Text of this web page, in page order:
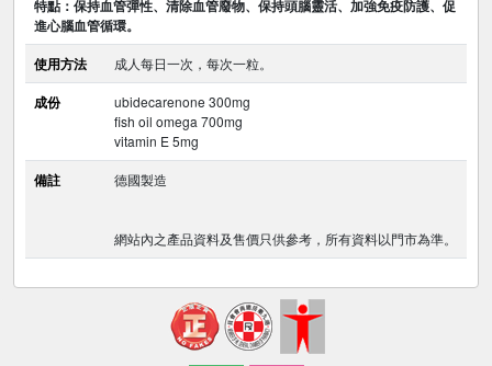
特點：保持血管彈性、清除血管廢物、保持頭腦靈活、加強免疫防護、促
進心腦血管循環。
使用方法
成人每日一次，每次一粒。
成份
ubidecarenone 300mg
fish oil omega 700mg
vitamin E 5mg
備註 德國製造
網站內之產品資料及售價只供參考，所有資料以門市為準。